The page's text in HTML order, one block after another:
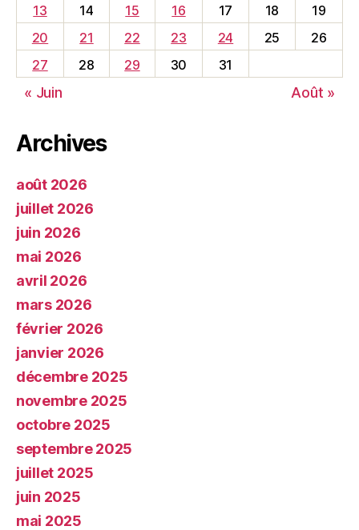
13
14 15 16 17 18
19
20
21 22 23 24 25
26
27
28 29 30 31
« Juin Août »
Archives
août 2026
juillet 2026
juin 2026
mai 2026
avril 2026
mars 2026
février 2026
janvier 2026
décembre 2025
novembre 2025
octobre 2025
septembre 2025
juillet 2025
juin 2025
mai 2025